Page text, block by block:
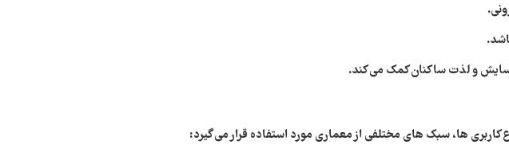
آسایش و لذت ساکنان کمک می‌ کند.
ها، سبک‌ های مختلفی از معماری مورد استفاده قرار می‌ گیرد: